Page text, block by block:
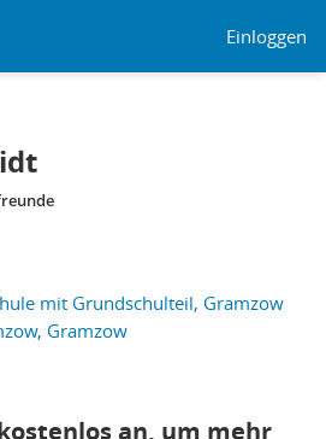
Einloggen
mit Grundschulteil, Gramzow
Gramzow
an, um mehr